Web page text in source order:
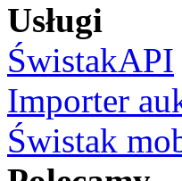
Usługi
ŚwistakAPI
Importer
Świstak